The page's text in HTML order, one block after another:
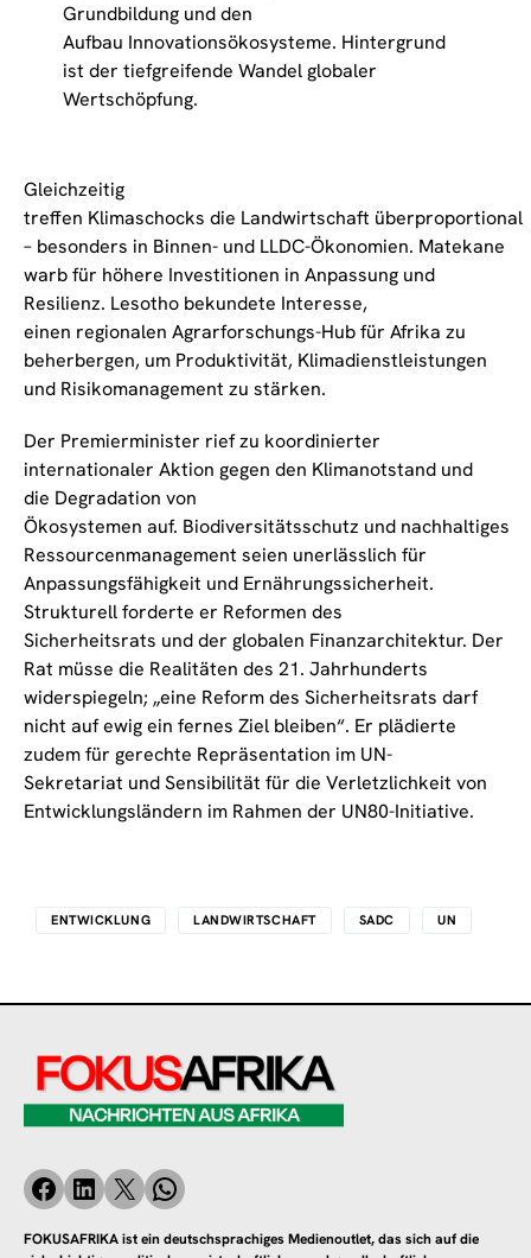
Grundbildung und den
Aufbau Innovationsökosysteme. Hintergrund
ist der tiefgreifende Wandel globaler
Wertschöpfung.
Gleichzeitig
treffen Klimaschocks die Landwirtschaft überproportional
– besonders in Binnen- und LLDC-Ökonomien. Matekane
warb für höhere Investitionen in Anpassung und
Resilienz. Lesotho bekundete Interesse,
einen regionalen Agrarforschungs-Hub für Afrika zu
beherbergen, um Produktivität, Klimadienstleistungen
und Risikomanagement zu stärken.
Der Premierminister rief zu koordinierter
internationaler Aktion gegen den Klimanotstand und
die Degradation von
Ökosystemen auf. Biodiversitätsschutz und nachhaltiges
Ressourcenmanagement seien unerlässlich für
Anpassungsfähigkeit und Ernährungssicherheit.
Strukturell forderte er Reformen des
Sicherheitsrats und der globalen Finanzarchitektur. Der
Rat müsse die Realitäten des 21. Jahrhunderts
widerspiegeln; „eine Reform des Sicherheitsrats darf
nicht auf ewig ein fernes Ziel bleiben“. Er plädierte
zudem für gerechte Repräsentation im UN-
Sekretariat und Sensibilität für die Verletzlichkeit von
Entwicklungsländern im Rahmen der UN80-Initiative.
ENTWICKLUNG LANDWIRTSCHAFT SADC UN
FOKUSAFRIKA ist ein deutschsprachiges Medienoutlet, das sich auf die